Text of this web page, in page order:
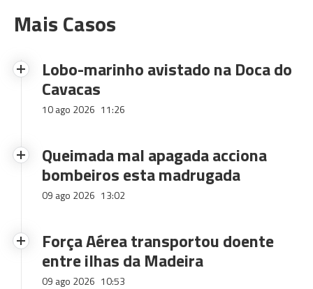
Mais Casos
Lobo-marinho avistado na Doca do
Cavacas
10 ago 2026 11:26
Queimada mal apagada acciona
bombeiros esta madrugada
09 ago 2026 13:02
Força Aérea transportou doente
entre ilhas da Madeira
09 ago 2026 10:53